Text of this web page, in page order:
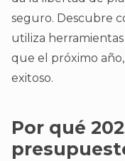
seguro. Descubre
utiliza
que el próximo
exitoso.
Por qué